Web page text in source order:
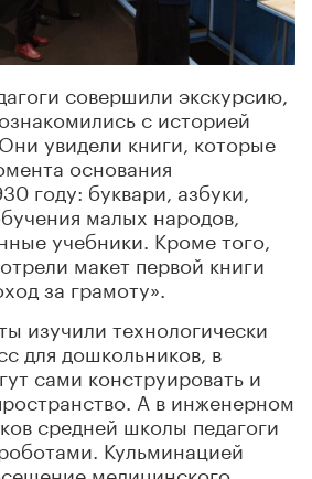
совершили экскурсию,
с историей
увидели книги, которые
основания
году: буквари, азбуки,
малых народов,
учебники. Кроме того,
макет первой книги
за грамоту».
изучили технологически
для дошкольников, в
сами конструировать и
А в инженерном
средней школы педагоги
Кульминацией